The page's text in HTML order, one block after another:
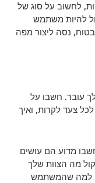
לחשוב על סוג של
להיות משתמש
נסה ליצור מפה
עובר. חשבו על
צעד לקרות, ואיך
מדוע הם עושים
מה הצוות שלך
למה שהמשתמש